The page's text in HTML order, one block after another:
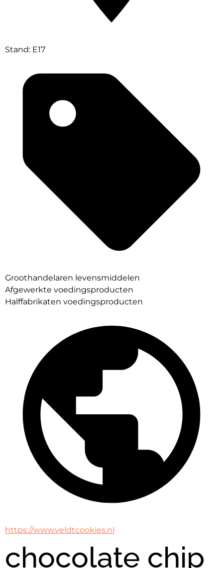
Stand: E17
Groothandelaren levensmiddelen
Afgewerkte voedingsproducten
Halffabrikaten voedingsproducten
https://www.veldtcookies.nl
chocolate chip